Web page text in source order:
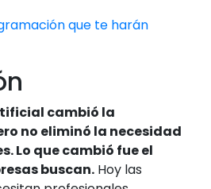
que te harán
cambió la
no eliminó la necesidad
Lo que cambió fue el
buscan. Hoy las